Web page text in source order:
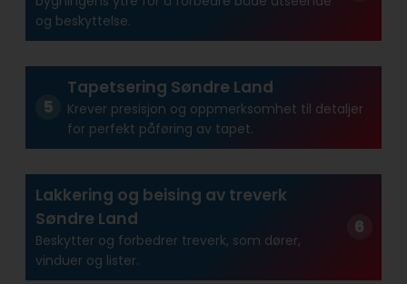
og beskyttelse.
Tapetsering Søndre Land
Krever presisjon og oppmerksomhet til detaljer
for perfekt påføring av tapet.
Lakkering og beising av treverk
Søndre Land
Beskytter og forbedrer treverk, som dører,
vinduer og lister.